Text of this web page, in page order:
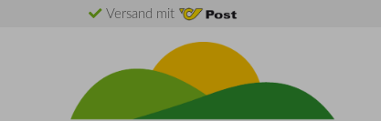
Versand mit